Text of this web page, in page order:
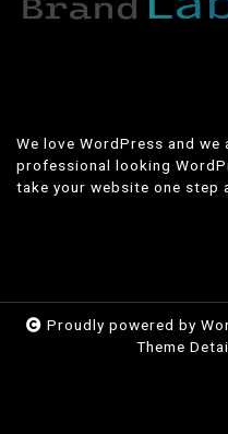
We love WordPress and
professional looking
take your website one step
Proudly powered by
Theme